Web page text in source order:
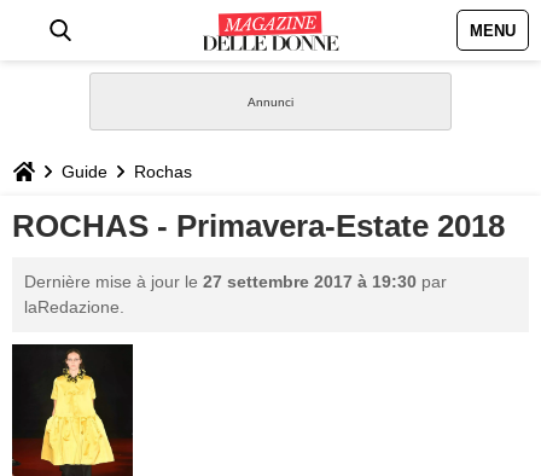
MENU
STILE
BIOGRAFIE
GASTRONOMIA
CAPELLI
Guide Rochas
ROCHAS - Primavera-Estate 2018
Dernière mise à jour le 27 settembre 2017 à 19:30 par
laRedazione.